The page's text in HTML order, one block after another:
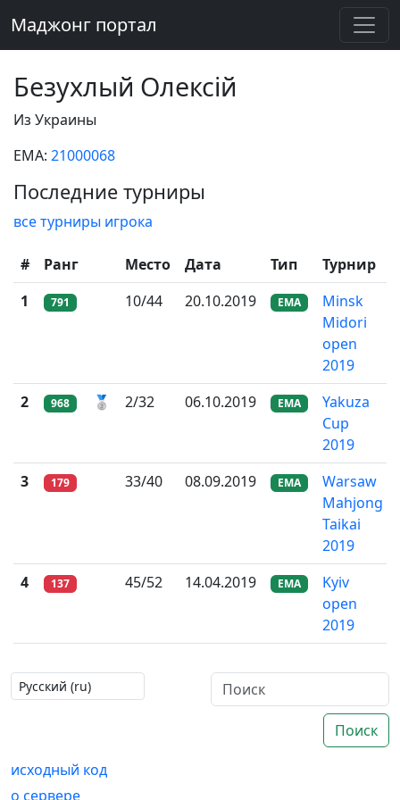
Маджонг портал
Безухлый Олексій
Из Украины
EMA: 21000068
Последние турниры
все турниры игрока
# Ранг Место Дата Тип Турнир
1
791 10/44 20.10.2019 EMA
Minsk
Midori
open
2019
2 968 🥈 2/32 06.10.2019 EMA
Yakuza
Cup
2019
3 179 33/40 08.09.2019 EMA
Warsaw
Mahjong
Taikai
2019
4 137 45/52 14.04.2019 EMA
Kyiv
open
2019
Поиск
исходный код
о сервере